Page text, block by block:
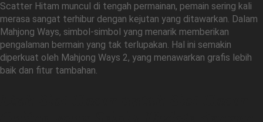
Scatter Hitam muncul di tengah permainan, pemain sering kali
merasa sangat terhibur dengan kejutan yang ditawarkan. Dalam
Mahjong Ways, simbol-simbol yang menarik memberikan
pengalaman bermain yang tak terlupakan. Hal ini semakin
diperkuat oleh Mahjong Ways 2, yang menawarkan grafis lebih
baik dan fitur tambahan.